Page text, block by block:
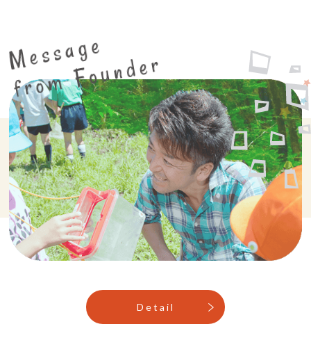
Message
from Founder
Detail